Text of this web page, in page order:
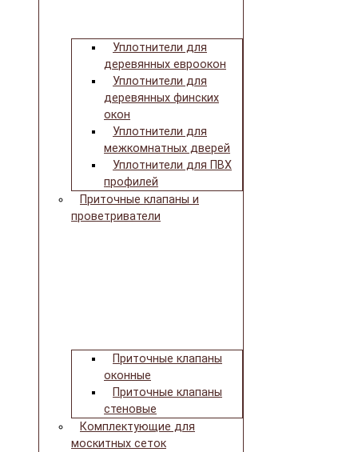
Уплотнители для
деревянных евроокон
Уплотнители для
деревянных финских
окон
Уплотнители для
межкомнатных дверей
Уплотнители для ПВХ
профилей
Приточные клапаны и
проветриватели
Приточные клапаны
оконные
Приточные клапаны
стеновые
Комплектующие для
москитных сеток